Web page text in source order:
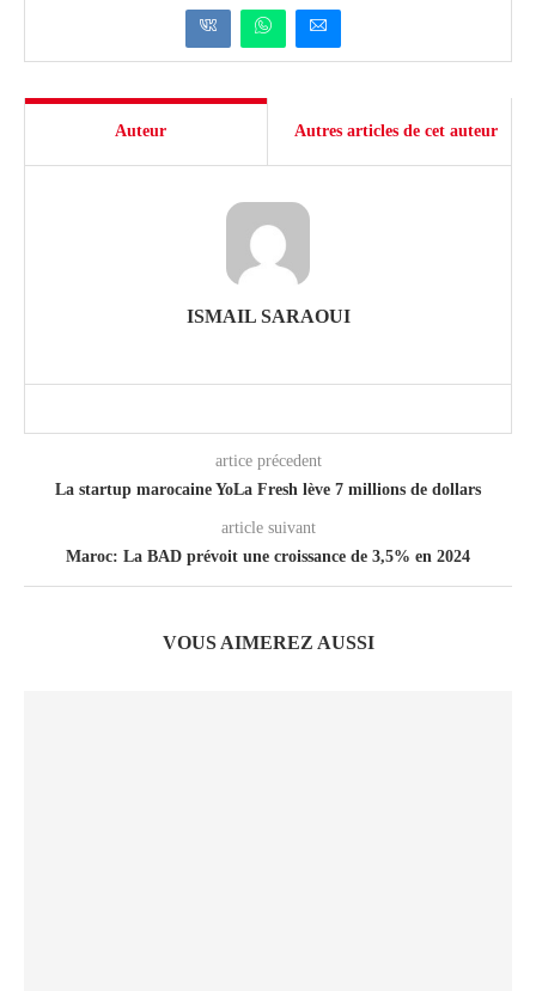
Auteur Autres articles de cet auteur
ISMAIL SARAOUI
artice précedent
La startup marocaine YoLa Fresh lève 7 millions de dollars
article suivant
Maroc: La BAD prévoit une croissance de 3,5% en 2024
VOUS AIMEREZ AUSSI